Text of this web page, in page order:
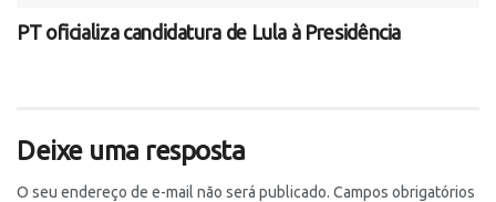
PT oficializa candidatura de Lula à Presidência
Deixe uma resposta
O seu endereço de e-mail não será publicado. Campos obrigatórios